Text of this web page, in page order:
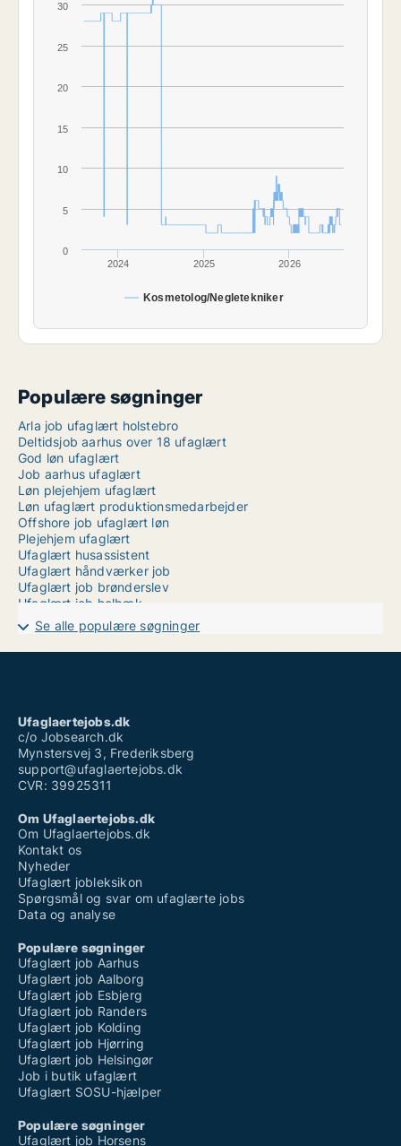
Kosmetolog/Negletekniker
2024 2025 2026
0
5
10
15
20
25
30
Populære søgninger
Arla job ufaglært holstebro
Deltidsjob aarhus over 18 ufaglært
God løn ufaglært
Job aarhus ufaglært
Løn plejehjem ufaglært
Løn ufaglært produktionsmedarbejder
Offshore job ufaglært løn
Plejehjem ufaglært
Ufaglært husassistent
Ufaglært håndværker job
Ufaglært job brønderslev
Ufaglært job holbæk
Ufaglært job københavn
Ufaglært job løn
Ufaglært job nykøbing mors
Ufaglært sosu vikar løn
Ufaglærte jobs odense
Se alle populære søgninger
Ufaglaertejobs.dk
c/o Jobsearch.dk
Mynstersvej 3, Frederiksberg
support@ufaglaertejobs.dk
CVR: 39925311
Om Ufaglaertejobs.dk
Om Ufaglaertejobs.dk
Kontakt os
Nyheder
Ufaglært jobleksikon
Spørgsmål og svar om ufaglærte jobs
Data og analyse
Populære søgninger
Ufaglært job Aarhus
Ufaglært job Aalborg
Ufaglært job Esbjerg
Ufaglært job Randers
Ufaglært job Kolding
Ufaglært job Hjørring
Ufaglært job Helsingør
Job i butik ufaglært
Ufaglært SOSU-hjælper
Populære søgninger
Ufaglært job Horsens